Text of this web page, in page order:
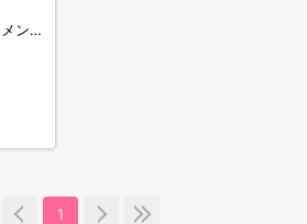
ンテ
半袖
セ
1